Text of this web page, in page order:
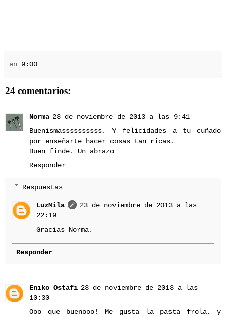
en 9:00
24 comentarios:
Norma 23 de noviembre de 2013 a las 9:41
Buenismassssssssss. Y felicidades a tu cuñado
por enseñarte hacer cosas tan ricas.
Buen finde. Un abrazo
Responder
Respuestas
LuzMila
23 de noviembre de 2013 a las
22:19
Gracias Norma.
Responder
Eniko Ostafi 23 de noviembre de 2013 a las
10:30
Ooo que buenooo! Me gusta la pasta frola, y